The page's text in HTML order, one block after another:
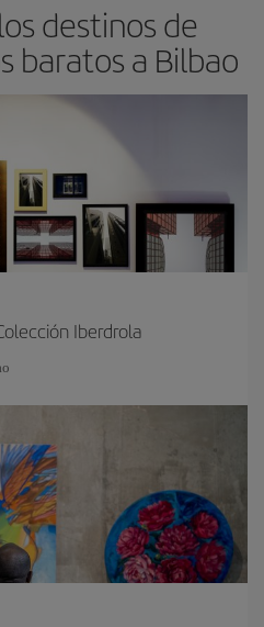
destinos de
baratos a Bilbao
Iberdrola